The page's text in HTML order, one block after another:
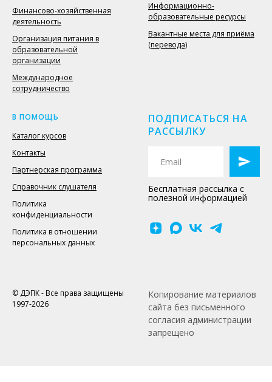
Финансово-хозяйственная
деятельность
Организация питания в
образовательной
организации
Международное
сотрудничество
Информационно-
образовательные ресурсы
Вакантные места для приёма
(перевода)
В ПОМОЩЬ
Каталог курсов
Контакты
Партнерская программа
Справочник слушателя
Политика
конфиденциальности
Политика в отношении
персональных данных
ПОДПИСАТЬСЯ НА
РАССЫЛКУ
Бесплатная рассылка с
полезной информацией
© ДЭПК - Все права защищены
1997-2026
Копирование материалов
сайта без письменного
согласия администрации
запрещено